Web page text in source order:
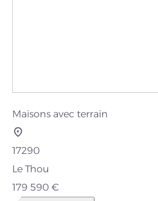
Maisons avec terrain
17290
Le Thou
179 590 €